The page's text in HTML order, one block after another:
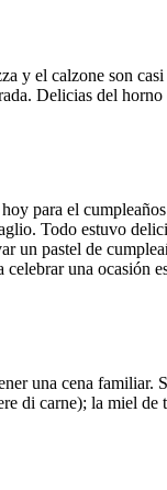
y el calzone son
Delicias del horno
para el
Todo estuvo
un pastel de
una ocasión
una cena familiar.
di carne); la miel